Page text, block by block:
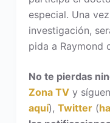
especial. Una
investigación,
pida a Raymond
No te pierdas
Zona TVy
aquí), Twitter(